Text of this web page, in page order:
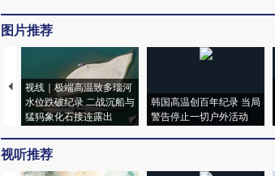
图片推荐
视线｜极端高温致多瑙河
水位跌破纪录 二战沉船与
猛犸象化石接连露出
韩国高温创百年纪录 当局
警告停止一切户外活动
视听推荐